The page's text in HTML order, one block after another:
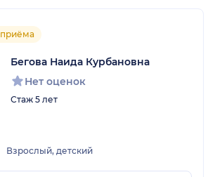
Бегова Наида Курбановна
Нет оценок
Стаж 5 лет
Взрослый, детский